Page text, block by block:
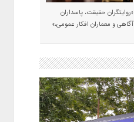
«روایتگران حقیقت، پاسداران
آگاهی و معماران افکار عمومی،»